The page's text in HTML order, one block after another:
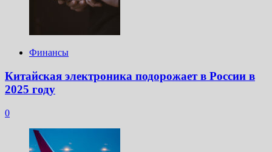
Финансы
Китайская электроника подорожает в России в
2025 году
0